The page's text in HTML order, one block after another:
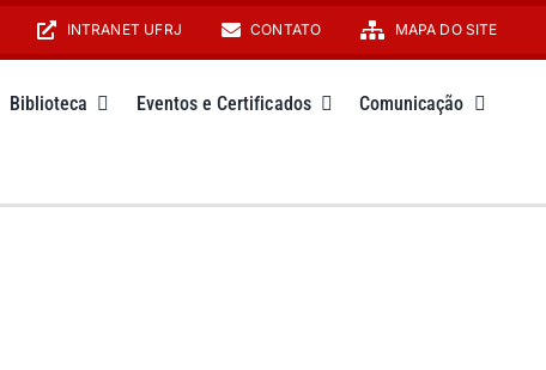
INTRANET UFRJ CONTATO MAPA DO SITE
Biblioteca Eventos e Certificados Comunicação